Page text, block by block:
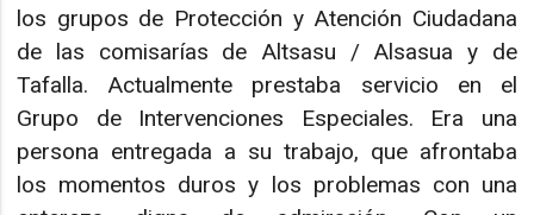
los grupos de Protección y Atención Ciudadana
de las comisarías de Altsasu / Alsasua y de
Tafalla. Actualmente prestaba servicio en el
Grupo de Intervenciones Especiales. Era una
persona entregada a su trabajo, que afrontaba
los momentos duros y los problemas con una